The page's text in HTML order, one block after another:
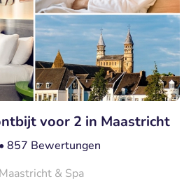
voor 2 in Maastricht
• 857 Bewertungen
& Spa